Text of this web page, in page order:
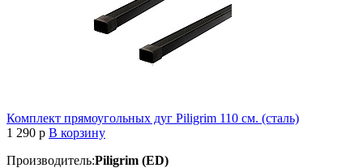
Комплект прямоугольных дуг Piligrim 110 см. (сталь)
1 290 p В корзину
Производитель:Piligrim (ED)